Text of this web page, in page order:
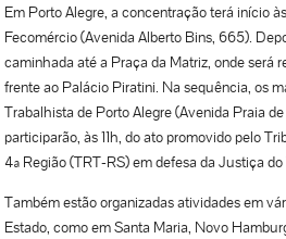
Em Porto Alegre, a concentração terá início
Fecomércio (Avenida Alberto Bins, 665).
caminhada até a Praça da Matriz, onde será
frente ao Palácio Piratini. Na sequência, os
Trabalhista de Porto Alegre (Avenida Praia
participarão, às 11h, do ato promovido pelo
4ª Região (TRT-RS) em defesa da Justiça
Também estão organizadas atividades em
Estado, como em Santa Maria, Novo